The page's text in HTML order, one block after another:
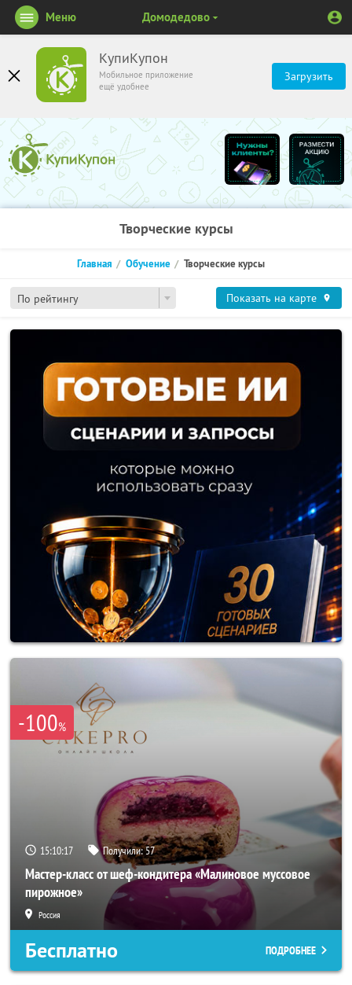
КупиКупон
Мобильное приложение
ещё удобнее
Загрузить
Меню Домодедово
Творческие курсы
По рейтингу
Главная Обучение Творческие курсы
Показать на карте
-100%
15:10:17 Получили:57
Мастер-класс от шеф-кондитера «Малиновое муссовое
пирожное»
Россия
Бесплатно ПОДРОБНЕЕ